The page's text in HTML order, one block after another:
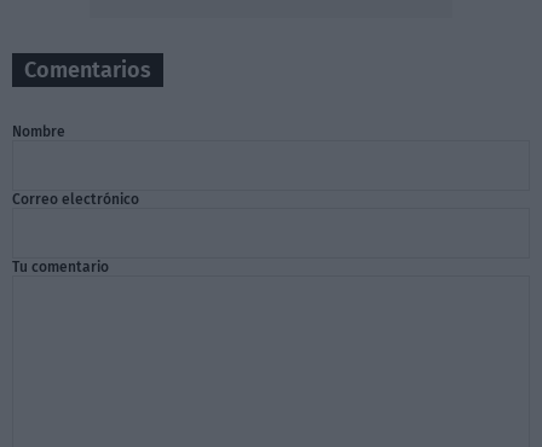
Comentarios
Nombre
Correo electrónico
Tu comentario